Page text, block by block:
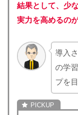
結果として、少
実力を高めるの
導入
の学
プを